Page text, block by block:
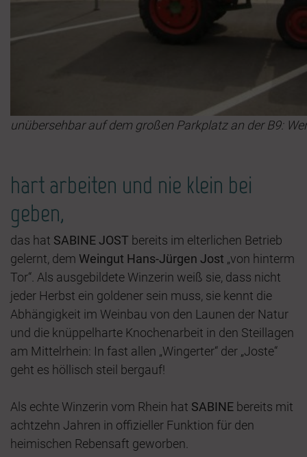
unübersehbar auf dem großen Parkplatz an der B9:
hart arbeiten und nie klein bei
geben,
das hat SABINE JOST bereits im elterlichen Betrieb
gelernt, dem Weingut Hans-Jürgen Jost „von hinterm
Tor“. Als ausgebildete Winzerin weiß sie, dass nicht
jeder Herbst ein goldener sein muss, sie kennt die
Abhängigkeit im Weinbau von den Launen der Natur
und die knüppelharte Knochenarbeit in den Steillagen
am Mittelrhein: In fast allen „Wingerter“ der „Joste“
geht es höllisch steil bergauf!
Als echte Winzerin vom Rhein hat SABINE bereits mit
achtzehn Jahren in offizieller Funktion für den
heimischen Rebensaft geworben.